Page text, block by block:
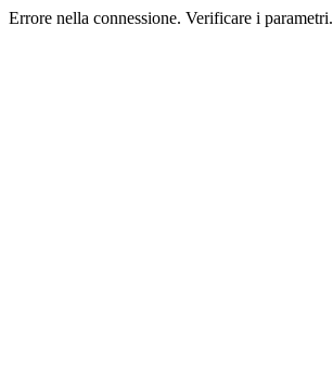
Errore nella connessione. Verificare i parametri.